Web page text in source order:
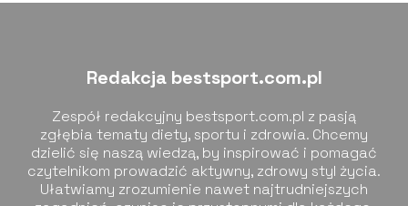
Redakcja bestsport.com.pl
Zespół redakcyjny bestsport.com.pl z pasją
zgłębia tematy diety, sportu i zdrowia. Chcemy
dzielić się naszą wiedzą, by inspirować i pomagać
czytelnikom prowadzić aktywny, zdrowy styl życia.
Ułatwiamy zrozumienie nawet najtrudniejszych